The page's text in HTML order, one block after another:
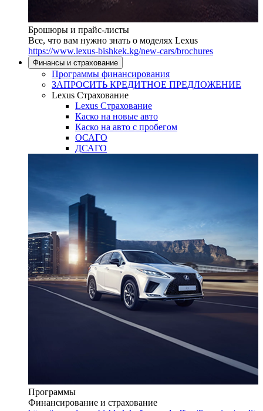
Брошюры и прайс-листы
Все, что вам нужно знать о моделях Lexus
https://www.lexus-bishkek.kg/new-cars/brochures
Финансы и страхование
Программы финансирования
ЗАПРОСИТЬ КРЕДИТНОЕ ПРЕДЛОЖЕНИЕ
Lexus Страхование
Lexus Страхование
Каско на новые авто
Каско на авто с пробегом
ОСАГО
ДСАГО
Программы
Финансирование и страхование